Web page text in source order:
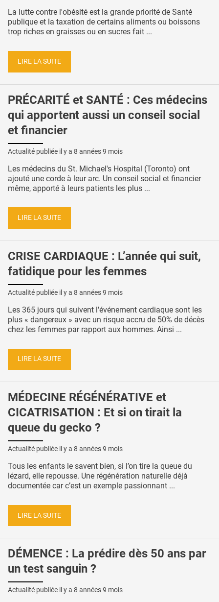
La lutte contre l'obésité est la grande priorité de Santé
publique et la taxation de certains aliments ou boissons
trop riches en graisses ou en sucres fait ...
LIRE LA SUITE
PRÉCARITÉ et SANTÉ : Ces médecins
qui apportent aussi un conseil social
et financier
Actualité publiée il y a 8 années 9 mois
Les médecins du St. Michael's Hospital (Toronto) ont
ajouté une corde à leur arc. Un conseil social et financier
même, apporté à leurs patients les plus ...
LIRE LA SUITE
CRISE CARDIAQUE : L’année qui suit,
fatidique pour les femmes
Actualité publiée il y a 8 années 9 mois
Les 365 jours qui suivent l'événement cardiaque sont les
plus « dangereux » avec un risque accru de 50% de décès
chez les femmes par rapport aux hommes. Ainsi ...
LIRE LA SUITE
MÉDECINE RÉGÉNÉRATIVE et
CICATRISATION : Et si on tirait la
queue du gecko ?
Actualité publiée il y a 8 années 9 mois
Tous les enfants le savent bien, si l’on tire la queue du
lézard, elle repousse. Une régénération naturelle déjà
documentée car c’est un exemple passionnant ...
LIRE LA SUITE
DÉMENCE : La prédire dès 50 ans par
un test sanguin ?
Actualité publiée il y a 8 années 9 mois